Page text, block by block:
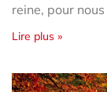
reine, pour
Lire plus »